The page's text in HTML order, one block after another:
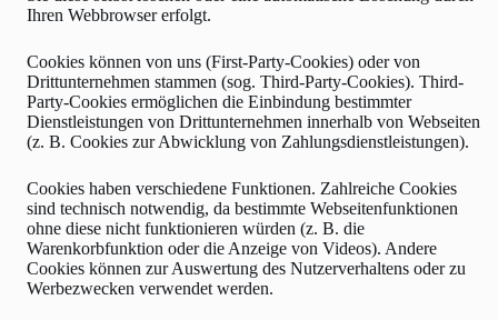
Ihren Webbrowser erfolgt.
Cookies können von uns (First-Party-Cookies) oder von
Drittunternehmen stammen (sog. Third-Party-Cookies). Third-
Party-Cookies ermöglichen die Einbindung bestimmter
Dienstleistungen von Drittunternehmen innerhalb von Webseiten
(z. B. Cookies zur Abwicklung von Zahlungsdienstleistungen).
Cookies haben verschiedene Funktionen. Zahlreiche Cookies
sind technisch notwendig, da bestimmte Webseitenfunktionen
ohne diese nicht funktionieren würden (z. B. die
Warenkorbfunktion oder die Anzeige von Videos). Andere
Cookies können zur Auswertung des Nutzerverhaltens oder zu
Werbezwecken verwendet werden.